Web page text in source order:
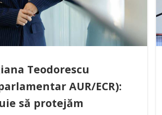
Teodorescu
AUR/ECR):
să protejăm